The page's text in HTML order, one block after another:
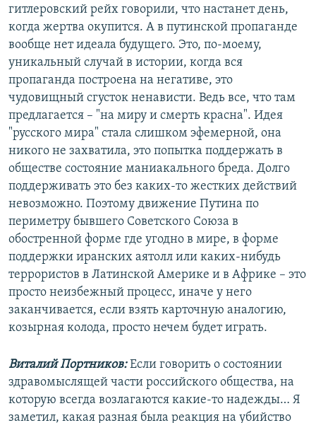
гитлеровский рейх говорили, что настанет день,
когда жертва окупится. А в путинской пропаганде
вообще нет идеала будущего. Это, по-моему,
уникальный случай в истории, когда вся
пропаганда построена на негативе, это
чудовищный сгусток ненависти. Ведь все, что там
предлагается – "на миру и смерть красна". Идея
"русского мира" стала слишком эфемерной, она
никого не захватила, это попытка поддержать в
обществе состояние маниакального бреда. Долго
поддерживать это без каких-то жестких действий
невозможно. Поэтому движение Путина по
периметру бывшего Советского Союза в
обостренной форме где угодно в мире, в форме
поддержки иранских аятолл или каких-нибудь
террористов в Латинской Америке и в Африке – это
просто неизбежный процесс, иначе у него
заканчивается, если взять карточную аналогию,
козырная колода, просто нечем будет играть.
Виталий Портников:Если говорить о состоянии
здравомыслящей части российского общества, на
которую всегда возлагаются какие-то надежды… Я
заметил, какая разная была реакция на убийство